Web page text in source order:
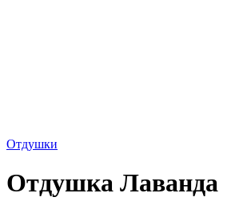
Отдушки
Отдушка Лаванда